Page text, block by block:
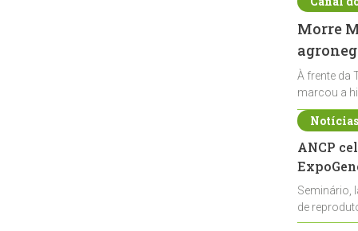
Morre
À frente da
marcou a
ANCP
Seminário,
de
durante a